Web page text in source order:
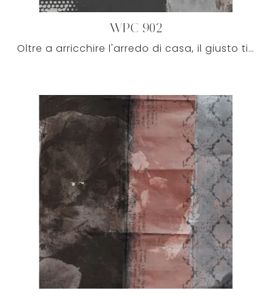
WPC 902
Oltre a arricchire l'arredo di casa, il giusto tipo di Carta da parati sarà in grado di infondere vitalità e serenità nell'ambiente in base al ...